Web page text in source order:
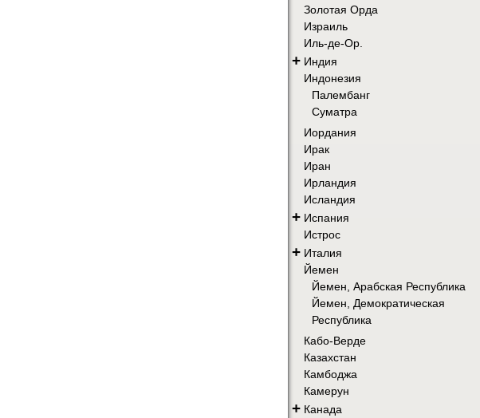
Золотая Орда
Израиль
Иль-де-Ор.
+ Индия
Индонезия
Палембанг
Суматра
Иордания
Ирак
Иран
Ирландия
Исландия
+ Испания
Истрос
+ Италия
Йемен
Йемен, Арабская Республика
Йемен, Демократическая
Республика
Кабо-Верде
Казахстан
Камбоджа
Камерун
+ Канада